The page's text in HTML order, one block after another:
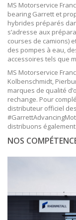
MS Motorservice
bearing Garrett et
hybrides préparés
s’adresse aux
courses de camions)
des pompes à eau,
accessoires tels que
MS Motorservice
Kolbenschmidt,
marques de qualité
rechange. Pour
distributeur officiel
distribuons
NOS